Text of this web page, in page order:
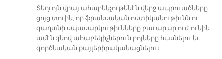
Տեղ­ւոյն վրայ ա­հա­բեկ­չու­թե­նէն վերջ ապ­րուած­նե­րը
ցոյց տուին, որ ֆրան­սա­կան ոս­տի­կա­նու­թիւնն ու
գաղտ­նի սպա­սար­կու­թիւն­նե­րը բա­ւա­րար ուժ ու­նին
ա­մէն գնով ա­հա­բե­կիչ­նե­րուն բոյ­նե­րը հաս­նե­լու եւ
գործ­նա­կան քայ­լե­րի­րա­կա­նաց­նե­լու։